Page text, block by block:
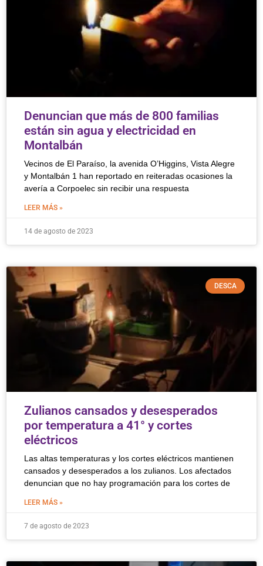
Denuncian que más de 800 familias
están sin agua y electricidad en
Montalbán
Vecinos de El Paraíso, la avenida O’Higgins, Vista Alegre
y Montalbán 1 han reportado en reiteradas ocasiones la
avería a Corpoelec sin recibir una respuesta
LEER MÁS »
14 de agosto de 2023
DESCA
Zulianos cansados y desesperados
por temperatura a 41° y cortes
eléctricos
Las altas temperaturas y los cortes eléctricos mantienen
cansados y desesperados a los zulianos. Los afectados
denuncian que no hay programación para los cortes de
LEER MÁS »
7 de agosto de 2023